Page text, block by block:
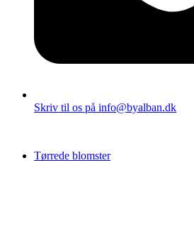
Skriv til os på info@byalban.dk
Tørrede blomster